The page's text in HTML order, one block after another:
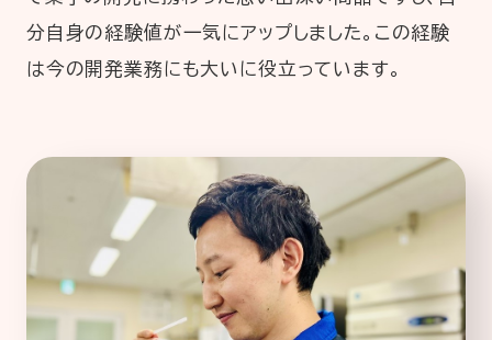
分自身の経験値が一気にアップしました。この経験
は今の開発業務にも大いに役立っています。